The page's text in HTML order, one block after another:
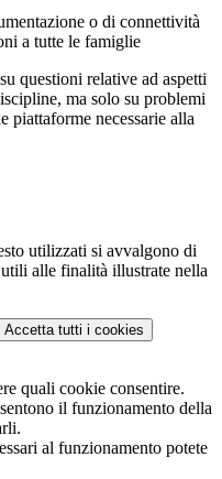
o di connettività
a tutte le famiglie
questioni relative ad aspetti
ma solo su problemi
piattaforme necessarie alla
utilizzati si avvalgono di
alle finalità illustrate nella
Accetta tutti i cookies
quali cookie consentire.
il funzionamento della
al funzionamento potete